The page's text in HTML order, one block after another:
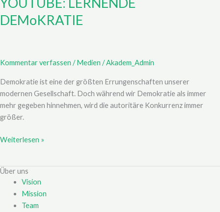
DEMoKRATIE
Kommentar verfassen /Medien /Akadem_Admin
Demokratie ist eine der größten Errungenschaften unserer
modernen Gesellschaft. Doch während wir Demokratie als immer
mehr gegeben hinnehmen, wird die autoritäre Konkurrenz immer
größer.
Weiterlesen »
Über uns
Vision
Mission
Team